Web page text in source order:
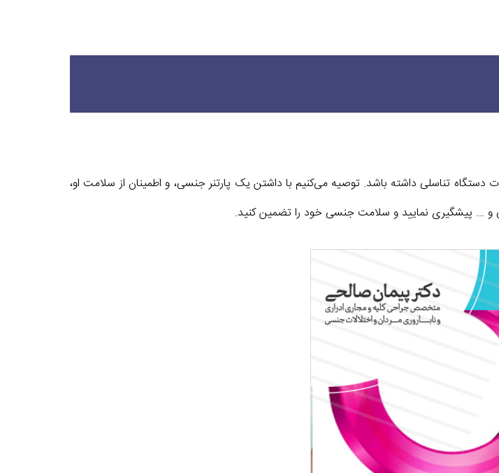
دستگاه تناسلی داشته باشد. توصیه می‌کنیم با داشتن یک پارتنر جنسی، و اطمینان از سلامت او،
و ... پیشگیری نمایید و سلامت جنسی خود را تضمین کنید.